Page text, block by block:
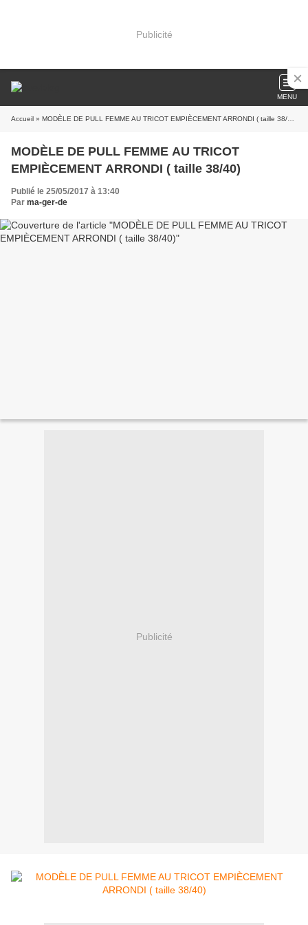
Publicité
MENU
Accueil » MODÈLE DE PULL FEMME AU TRICOT EMPIÈCEMENT ARRONDI ( taille 38/40)
MODÈLE DE PULL FEMME AU TRICOT
EMPIÈCEMENT ARRONDI ( taille 38/40)
Publié le 25/05/2017 à 13:40
Par ma-ger-de
Publicité